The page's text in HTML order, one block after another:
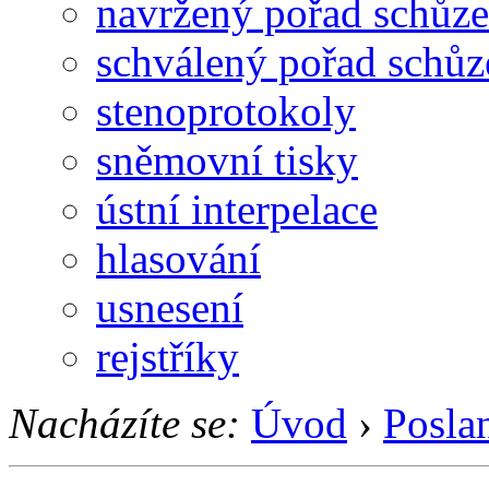
navržený pořad schůze
schválený pořad
stenoprotokoly
sněmovní tisky
ústní interpelace
hlasování
usnesení
rejstříky
Nacházíte se: Úvod ›